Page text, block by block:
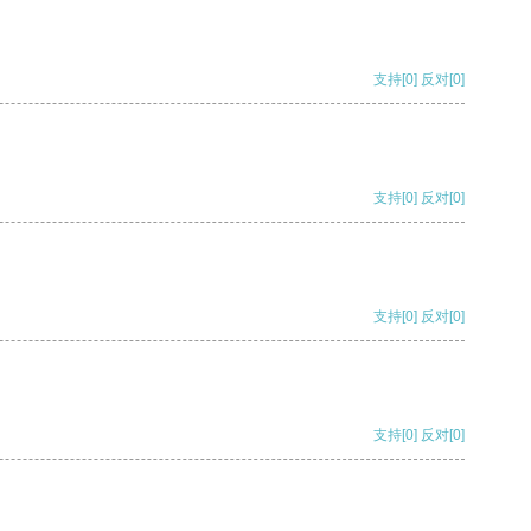
支持[0] 反对[0]
支持[0] 反对[0]
支持[0] 反对[0]
支持[0] 反对[0]